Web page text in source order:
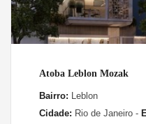
Atoba Leblon Mozak
Bairro: Leblon
Cidade: Rio de Janeiro -